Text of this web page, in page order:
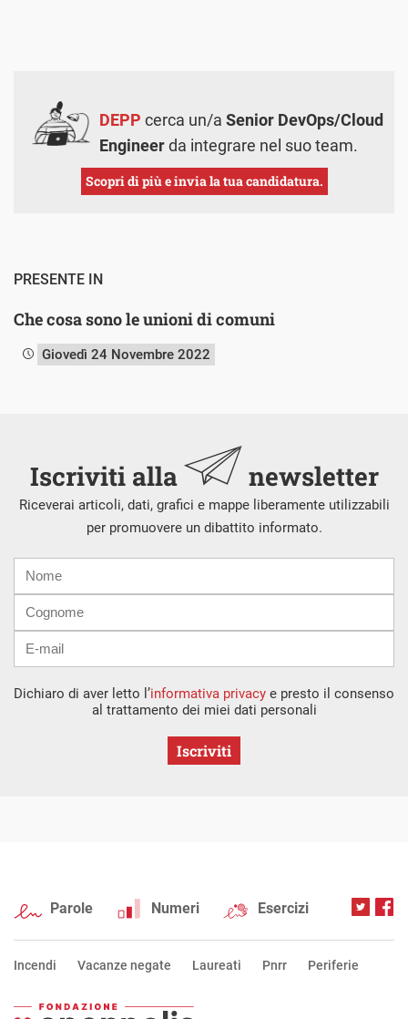
DEPP cerca un/a Senior DevOps/Cloud
Engineerda integrare nel suo team.
Scopri di più e invia la tua candidatura.
PRESENTE IN
Che cosa sono le unioni di comuni
Giovedì 24 Novembre 2022
Iscriviti alla newsletter
Riceverai articoli, dati, grafici e mappe liberamente utilizzabili
per promuovere un dibattito informato.
mail
Dichiaro di aver letto l’informativa privacy e presto il consenso
al trattamento dei miei dati personali
Iscriviti
Parole Numeri Esercizi
Incendi Vacanze negate Laureati Pnrr Periferie